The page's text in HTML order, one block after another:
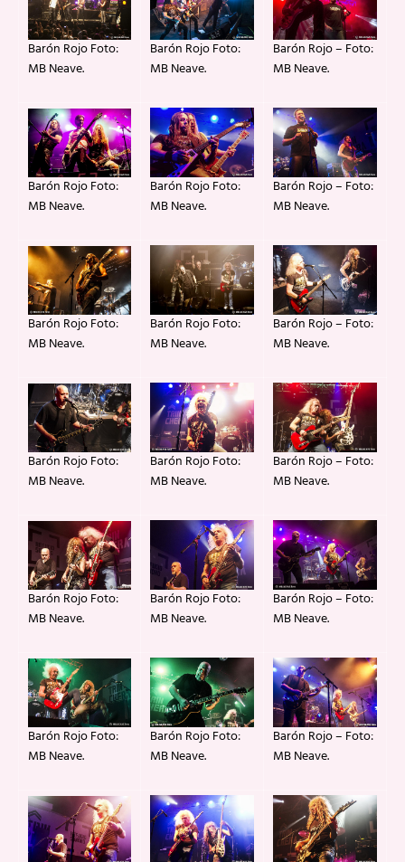
Barón Rojo Foto:
MB Neave.
Barón Rojo Foto:
MB Neave.
Barón Rojo – Foto:
MB Neave.
Barón Rojo Foto:
MB Neave.
Barón Rojo Foto:
MB Neave.
Barón Rojo – Foto:
MB Neave.
Barón Rojo Foto:
MB Neave.
Barón Rojo Foto:
MB Neave.
Barón Rojo – Foto:
MB Neave.
Barón Rojo Foto:
MB Neave.
Barón Rojo Foto:
MB Neave.
Barón Rojo – Foto:
MB Neave.
Barón Rojo Foto:
MB Neave.
Barón Rojo Foto:
MB Neave.
Barón Rojo – Foto:
MB Neave.
Barón Rojo Foto:
MB Neave.
Barón Rojo Foto:
MB Neave.
Barón Rojo – Foto:
MB Neave.